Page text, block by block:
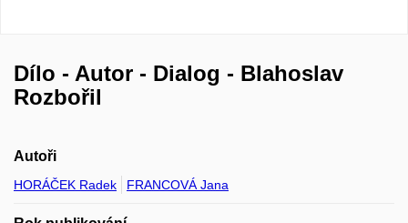
Dílo - Autor - Dialog - Blahoslav
Rozbořil
Autoři
HORÁČEK Radek FRANCOVÁ Jana